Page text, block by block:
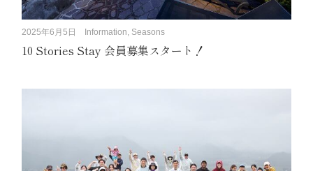
2025年6月5日 Information, Seasons
10 Stories Stay 会員募集スタート！